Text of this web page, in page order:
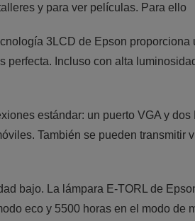
y para ver películas. Para ello
3LCD de Epson
perfecta. Incluso con alta
estándar: un puerto VGA y
También se pueden transmitir
bajo. La lámpara E-TORL de
eco y 5500 horas en el modo de